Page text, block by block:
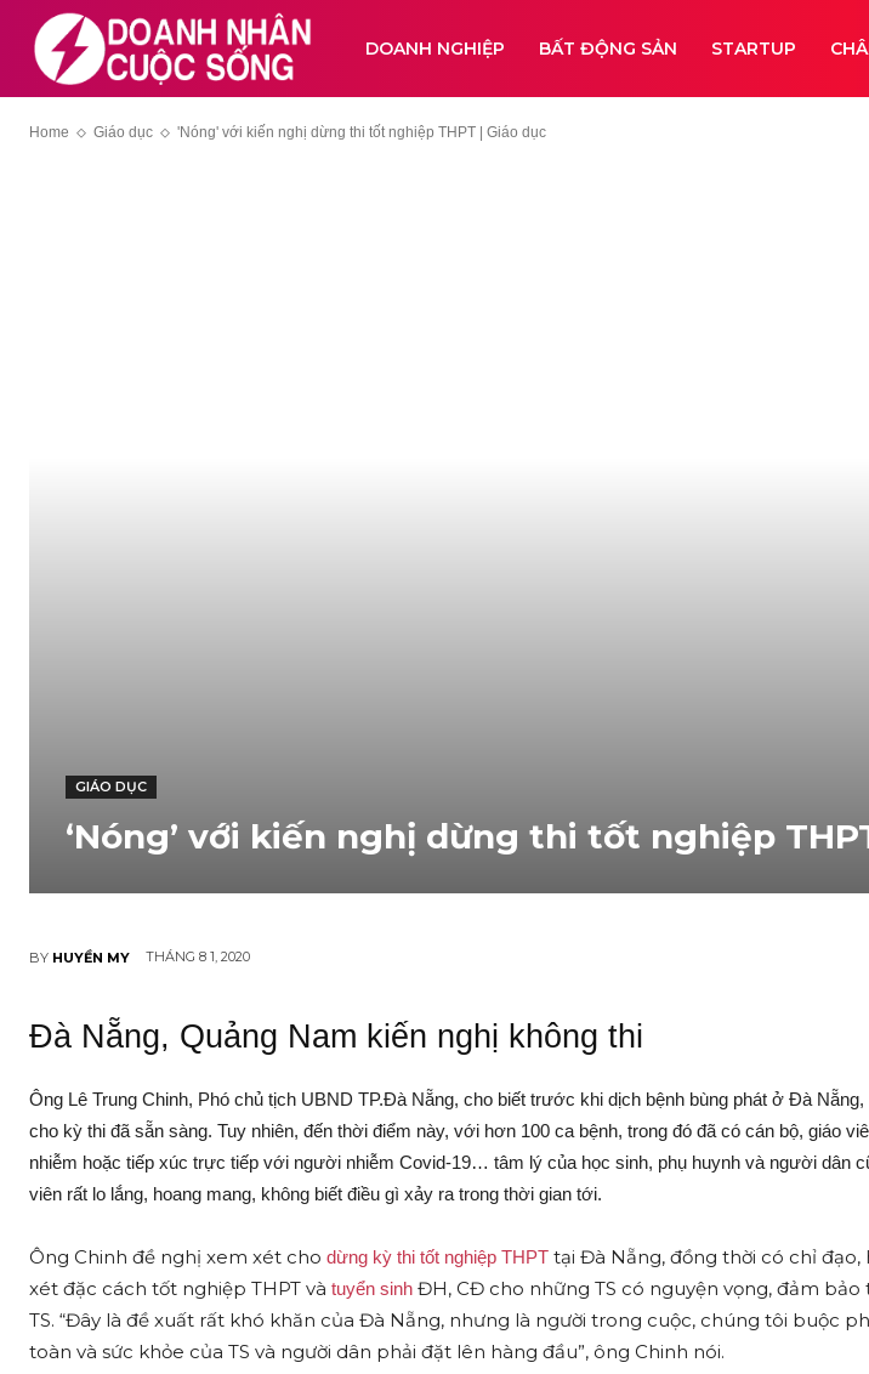
DOANH NGHIỆP BẤT ĐỘNG SẢN STARTUP
Home Giáo dục 'Nóng' với kiến nghị dừng thi tốt nghiệp THPT | Giáo dục
GIÁO DỤC
‘Nóng’ với kiến nghị dừng thi tốt nghiệp
BY HUYỀN MY THÁNG 8 1, 2020
Đà Nẵng, Quảng Nam kiến nghị không thi
Ông Lê Trung Chinh, Phó chủ tịch UBND TP.Đà Nẵng, cho biết trước khi dịch bệnh bùng phát ở Đà
cho kỳ thi đã sẵn sàng. Tuy nhiên, đến thời điểm này, với hơn 100 ca bệnh, trong đó đã có cán bộ, giáo
nhiễm hoặc tiếp xúc trực tiếp với người nhiễm Covid-19… tâm lý của học sinh, phụ huynh và người dân
viên rất lo lắng, hoang mang, không biết điều gì xảy ra trong thời gian tới.
Ông Chinh đề nghị xem xét cho dừng kỳ thi tốt nghiệp THPT tại Đà Nẵng, đồng thời có chỉ
xét đặc cách tốt nghiệp THPT và tuyển sinh ĐH, CĐ cho những TS có nguyện vọng, đảm bảo
TS. “Đây là đề xuất rất khó khăn của Đà Nẵng, nhưng là người trong cuộc, chúng tôi buộc
toàn và sức khỏe của TS và người dân phải đặt lên hàng đầu”, ông Chinh nói.